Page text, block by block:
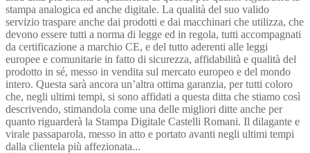
stampa analogica ed anche digitale. La qualità del suo valido
servizio traspare anche dai prodotti e dai macchinari che utilizza, che
devono essere tutti a norma di legge ed in regola, tutti accompagnati
da certificazione a marchio CE, e del tutto aderenti alle leggi
europee e comunitarie in fatto di sicurezza, affidabilità e qualità del
prodotto in sé, messo in vendita sul mercato europeo e del mondo
intero. Questa sarà ancora un’altra ottima garanzia, per tutti coloro
che, negli ultimi tempi, si sono affidati a questa ditta che stiamo così
descrivendo, stimandola come una delle migliori ditte anche per
quanto riguarderà la Stampa Digitale Castelli Romani. Il dilagante e
virale passaparola, messo in atto e portato avanti negli ultimi tempi
dalla clientela più affezionata...